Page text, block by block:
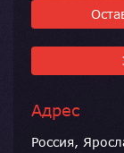
Адрес
Россия,